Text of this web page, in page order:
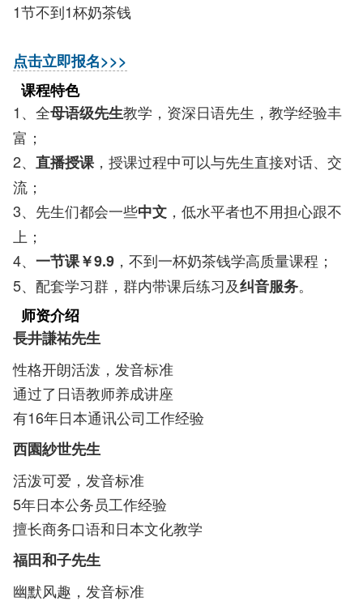
1节不到1杯奶茶钱
点击立即报名>>>
课程特色
1、全母语级先生教学，资深日语先生，教学经验丰
富；
2、 直播授课，授课过程中可以与先生直接对话、交
流；
3、先生们都会一些中文 ，低水平者也不用担心跟不
上；
4、 一节课￥9.9 ，不到一杯奶茶钱学高质量课程；
5、配套学习群，群内带课后练习及纠音服务。
师资介绍
長井謙祐先生
性格开朗活泼，发音标准
通过了日语教师养成讲座
有16年日本通讯公司工作经验
西園紗世先生
活泼可爱，发音标准
5年日本公务员工作经验
擅长商务口语和日本文化教学
福田和子先生
幽默风趣，发音标准